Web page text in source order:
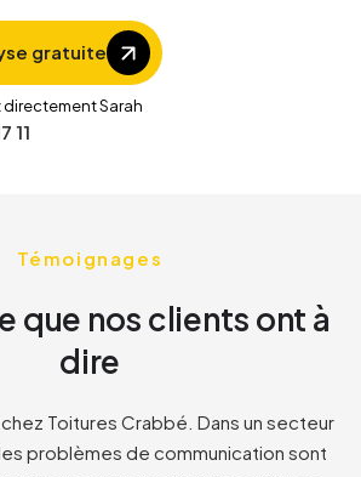
8
1
3
8
5
6
8
1
2
5
6
8
1
2
gratuite
Sarah
11
Témoignages
que nos clients ont à
dire
Toitures Crabbé. Dans un secteur
problèmes de communication sont